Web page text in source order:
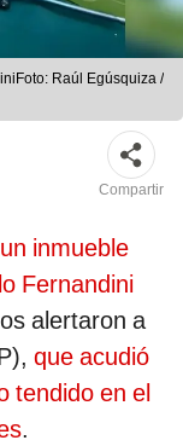
Raúl Egúsquiza /
Compartir
inmueble
Fernandini
alertaron a
que acudió
tendido en el
.